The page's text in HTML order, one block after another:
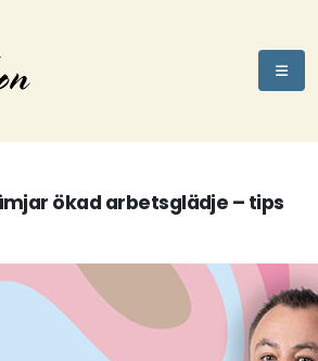
ökad arbetsglädje – tips